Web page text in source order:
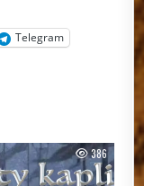
Telegram
386